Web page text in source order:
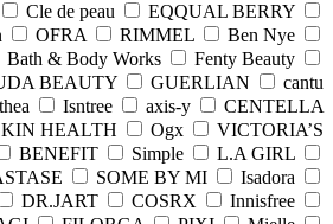
Cle de peau
EQQUAL BERRY
OFRA RIMMEL
Ben Nye
Bath & Body Works
Fenty Beauty
BEAUTY GUERLIAN
cantu
Isntree axis-y
CENTELLA
HEALTH Ogx
VICTORIA’S
BENEFIT Simple
L.A GIRL
SOME BY MI
Isadora
DR.JART COSRX
Innisfree